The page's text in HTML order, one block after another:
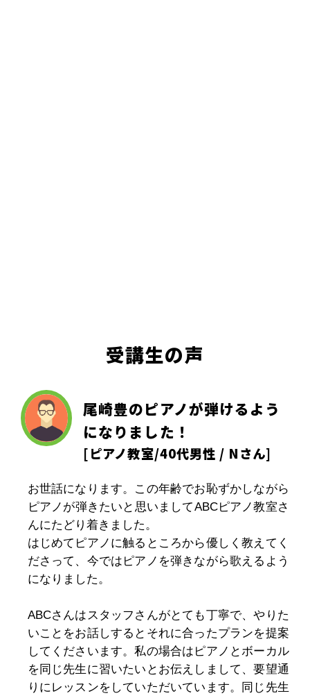
受講生の声
尾崎豊のピアノが弾けるよう
になりました！
[ピアノ教室/40代男性 / Nさん]
お世話になります。この年齢でお恥ずかしながら
ピアノが弾きたいと思いましてABCピアノ教室さ
んにたどり着きました。
はじめてピアノに触るところから優しく教えてく
ださって、今ではピアノを弾きながら歌えるよう
になりました。
ABCさんはスタッフさんがとても丁寧で、やりた
いことをお話しするとそれに合ったプランを提案
してくださいます。私の場合はピアノとボーカル
を同じ先生に習いたいとお伝えしまして、要望通
りにレッスンをしていただいています。同じ先生